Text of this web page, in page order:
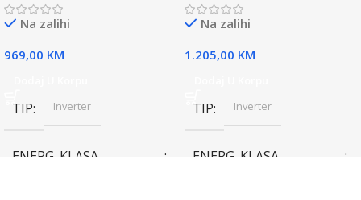
Na zalihi
969,00 KM
TIP Inverter
ENERG. KLASA
Na zalihi
1.205,00 KM
TIP Inverter
ENERG. KLASA